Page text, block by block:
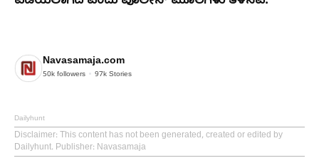
Navasamaja.com
50k followers 97k Stories
Dailyhunt
Disclaimer: This content has not been generated, created or edited by
Dailyhunt. Publisher: Navasamaja